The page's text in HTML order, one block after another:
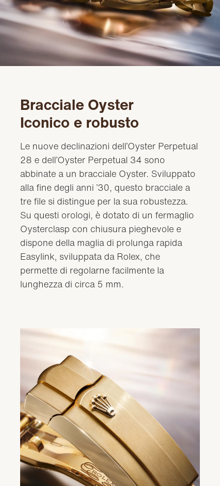
Bracciale Oyster
Iconico e robusto
Le nuove declinazioni dell’Oyster Perpetual
28 e dell’Oyster Perpetual 34 sono
abbinate a un bracciale Oyster. Sviluppato
alla fine degli anni ’30, questo bracciale a
tre file si distingue per la sua robustezza.
Su questi orologi, è dotato di un fermaglio
Oysterclasp con chiusura pieghevole e
dispone della maglia di prolunga rapida
Easylink, sviluppata da Rolex, che
permette di regolarne facilmente la
lunghezza di circa 5 mm.